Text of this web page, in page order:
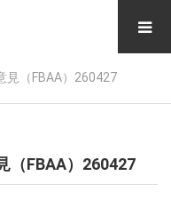
見（FBAA）260427
（FBAA）260427